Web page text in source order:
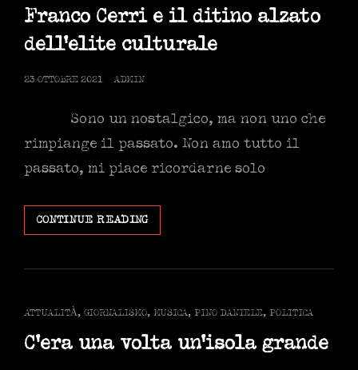
LINKS
Franco Cerri e il ditino alzato
dell’elite culturale
POSTED
23 OTTOBRE 2021 ADMIN
Sono un nostalgico, ma non uno che
rimpiange il passato. Non amo tutto il
passato, mi piace ricordarne solo
CONTINUE READINGFRANCO
CERRI
IL
DELL’ELITE
CULTURALE
CAT
LINKS
ATTUALITÀ, GIORNALISMO, MUSICA, PINO DANIELE, POLITICA
C’era una volta un’isola grande